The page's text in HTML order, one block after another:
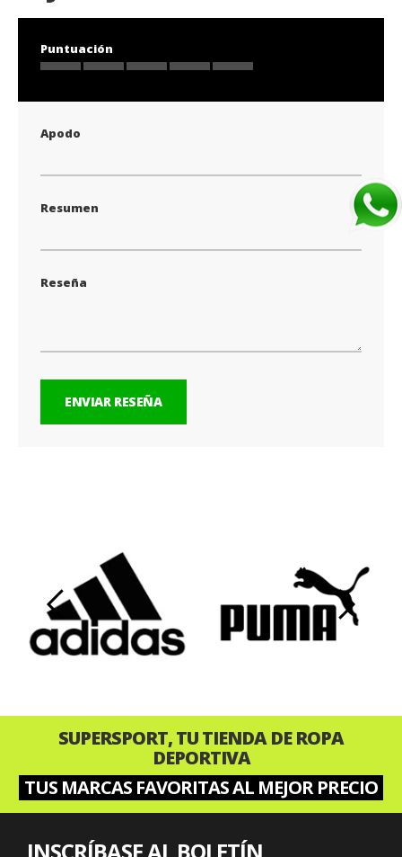
Puntuación
star
stars
stars
stars
stars
Apodo
Resumen
Reseña
ENVIAR RESEÑA
‹ ›
SUPERSPORT, TU TIENDA DE ROPA
DEPORTIVA
TUS MARCAS FAVORITAS AL MEJOR PRECIO